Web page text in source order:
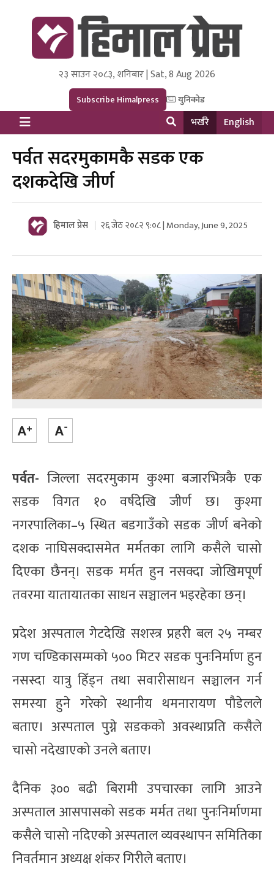
Himal Press
Dot NewsyNepal Media and Research Pvt Ltd.
२३ साउन २०८३, शनिबार | Sat, 8 Aug 2026
Subscribe Himalpress युनिकोड
भर्खरै English
पर्वत सदरमुकामकै सडक एक
दशकदेखि जीर्ण
हिमाल प्रेस २६ जेठ २०८२ ९:०८ | Monday, June 9, 2025
पर्वत- जिल्ला सदरमुकाम कुश्मा बजारभित्रकै एक
सडक विगत १० वर्षदेखि जीर्ण छ। कुश्मा
नगरपालिका–५ स्थित बडगाउँको सडक जीर्ण बनेको
दशक नाघिसक्दासमेत मर्मतका लागि कसैले चासो
दिएका छैनन्। सडक मर्मत हुन नसक्दा जोखिमपूर्ण
तवरमा यातायातका साधन सञ्चालन भइरहेका छन्।
प्रदेश अस्पताल गेटदेखि सशस्त्र प्रहरी बल २५ नम्बर
गण चण्डिकासम्मको ५०० मिटर सडक पुनःनिर्माण हुन
नसस्दा यात्रु हिँड्न तथा सवारीसाधन सञ्चालन गर्न
समस्या हुने गरेको स्थानीय थमनारायण पौडेलले
बताए। अस्पताल पुग्ने सडकको अवस्थाप्रति कसैले
चासो नदेखाएको उनले बताए।
दैनिक ३०० बढी बिरामी उपचारका लागि आउने
अस्पताल आसपासको सडक मर्मत तथा पुनःनिर्माणमा
कसैले चासो नदिएको अस्पताल व्यवस्थापन समितिका
निवर्तमान अध्यक्ष शंकर गिरीले बताए।